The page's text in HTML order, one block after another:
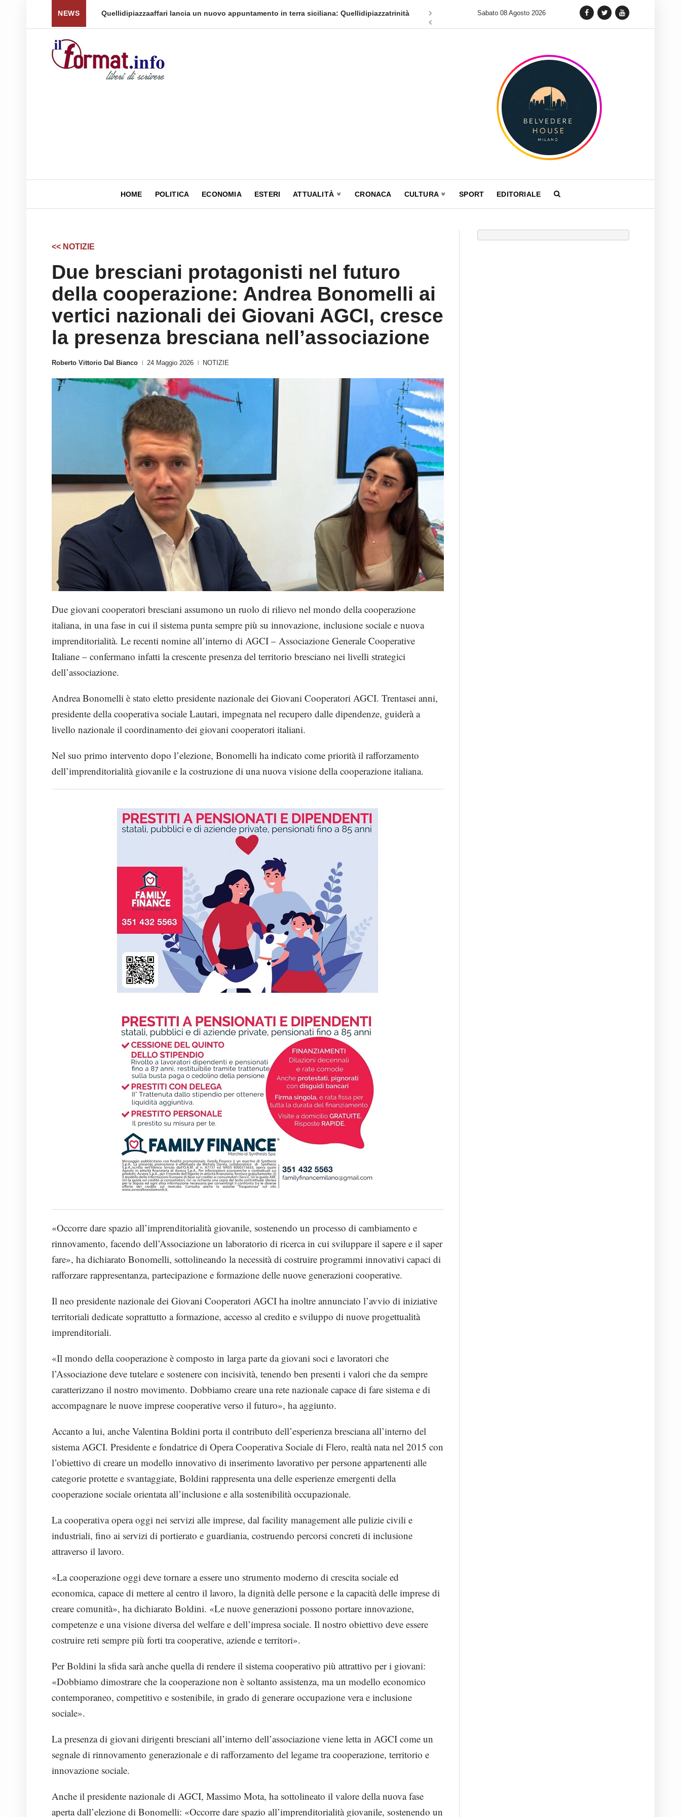
NEWS
per tornare a ... Quellidipiazzaaffari lancia un nuovo appuntamento in terra siciliana: Quellidipiazzatrinità Tag Heuer lancia una variante Limited Edition del Carrera Chronograph in
Sabato 08 Agosto 2026
HOME POLITICA ECONOMIA ESTERI ATTUALITÀ CRONACA CULTURA SPORT EDITORIALE
<< NOTIZIE
Due bresciani protagonisti nel futuro
della cooperazione: Andrea Bonomelli ai
vertici nazionali dei Giovani AGCI, cresce
la presenza bresciana nell’associazione
Roberto Vittorio Dal Bianco 24 Maggio 2026 NOTIZIE
Due giovani cooperatori bresciani assumono un ruolo di rilievo nel mondo della cooperazione
italiana, in una fase in cui il sistema punta sempre più su innovazione, inclusione sociale e nuova
imprenditorialità. Le recenti nomine all’interno di AGCI – Associazione Generale Cooperative
Italiane – confermano infatti la crescente presenza del territorio bresciano nei livelli strategici
dell’associazione.
Andrea Bonomelli è stato eletto presidente nazionale dei Giovani Cooperatori AGCI. Trentasei anni,
presidente della cooperativa sociale Lautari, impegnata nel recupero dalle dipendenze, guiderà a
livello nazionale il coordinamento dei giovani cooperatori italiani.
Nel suo primo intervento dopo l’elezione, Bonomelli ha indicato come priorità il rafforzamento
dell’imprenditorialità giovanile e la costruzione di una nuova visione della cooperazione italiana.
«Occorre dare spazio all’imprenditorialità giovanile, sostenendo un processo di cambiamento e
rinnovamento, facendo dell’Associazione un laboratorio di ricerca in cui sviluppare il sapere e il saper
fare», ha dichiarato Bonomelli, sottolineando la necessità di costruire programmi innovativi capaci di
rafforzare rappresentanza, partecipazione e formazione delle nuove generazioni cooperative.
Il neo presidente nazionale dei Giovani Cooperatori AGCI ha inoltre annunciato l’avvio di iniziative
territoriali dedicate soprattutto a formazione, accesso al credito e sviluppo di nuove progettualità
imprenditoriali.
«Il mondo della cooperazione è composto in larga parte da giovani soci e lavoratori che
l’Associazione deve tutelare e sostenere con incisività, tenendo ben presenti i valori che da sempre
caratterizzano il nostro movimento. Dobbiamo creare una rete nazionale capace di fare sistema e di
accompagnare le nuove imprese cooperative verso il futuro», ha aggiunto.
Accanto a lui, anche Valentina Boldini porta il contributo dell’esperienza bresciana all’interno del
sistema AGCI. Presidente e fondatrice di Opera Cooperativa Sociale di Flero, realtà nata nel 2015 con
l’obiettivo di creare un modello innovativo di inserimento lavorativo per persone appartenenti alle
categorie protette e svantaggiate, Boldini rappresenta una delle esperienze emergenti della
cooperazione sociale orientata all’inclusione e alla sostenibilità occupazionale.
La cooperativa opera oggi nei servizi alle imprese, dal facility management alle pulizie civili e
industriali, fino ai servizi di portierato e guardiania, costruendo percorsi concreti di inclusione
attraverso il lavoro.
«La cooperazione oggi deve tornare a essere uno strumento moderno di crescita sociale ed
economica, capace di mettere al centro il lavoro, la dignità delle persone e la capacità delle imprese di
creare comunità», ha dichiarato Boldini. «Le nuove generazioni possono portare innovazione,
competenze e una visione diversa del welfare e dell’impresa sociale. Il nostro obiettivo deve essere
costruire reti sempre più forti tra cooperative, aziende e territori».
Per Boldini la sfida sarà anche quella di rendere il sistema cooperativo più attrattivo per i giovani:
«Dobbiamo dimostrare che la cooperazione non è soltanto assistenza, ma un modello economico
contemporaneo, competitivo e sostenibile, in grado di generare occupazione vera e inclusione
sociale».
La presenza di giovani dirigenti bresciani all’interno dell’associazione viene letta in AGCI come un
segnale di rinnovamento generazionale e di rafforzamento del legame tra cooperazione, territorio e
innovazione sociale.
Anche il presidente nazionale di AGCI, Massimo Mota, ha sottolineato il valore della nuova fase
aperta dall’elezione di Bonomelli: «Occorre dare spazio all’imprenditorialità giovanile, sostenendo un